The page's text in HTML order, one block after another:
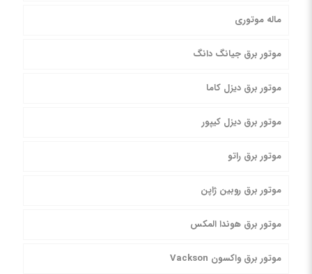
ماله موتوری
موتور برق جیانگ دانگ
موتور برق دیزل کاما
موتور برق دیزل کیپور
موتور برق راتو
موتور برق روبین ژاپن
موتور برق هوندا المکس
موتور برق واکسون Vackson